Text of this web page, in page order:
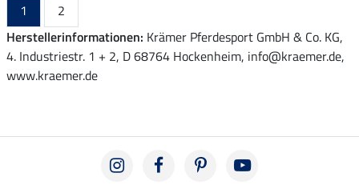
1
2
Herstellerinformationen: Krämer Pferdesport GmbH & Co. KG,
4. Industriestr. 1 + 2, D 68764 Hockenheim, info@kraemer.de,
www.kraemer.de